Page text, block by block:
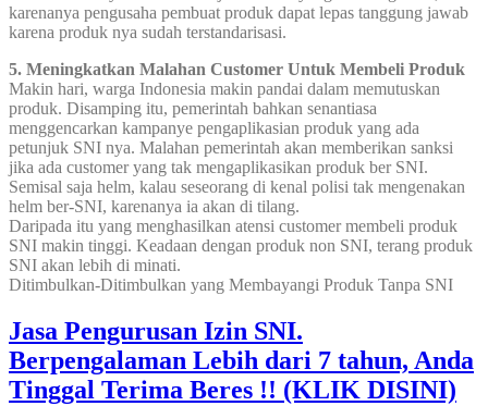
karenanya pengusaha pembuat produk dapat lepas tanggung jawab
karena produk nya sudah terstandarisasi.
5. Meningkatkan Malahan Customer Untuk Membeli Produk
Makin hari, warga Indonesia makin pandai dalam memutuskan
produk. Disamping itu, pemerintah bahkan senantiasa
menggencarkan kampanye pengaplikasian produk yang ada
petunjuk SNI nya. Malahan pemerintah akan memberikan sanksi
jika ada customer yang tak mengaplikasikan produk ber SNI.
Semisal saja helm, kalau seseorang di kenal polisi tak mengenakan
helm ber-SNI, karenanya ia akan di tilang.
Daripada itu yang menghasilkan atensi customer membeli produk
SNI makin tinggi. Keadaan dengan produk non SNI, terang produk
SNI akan lebih di minati.
Ditimbulkan-Ditimbulkan yang Membayangi Produk Tanpa SNI
Jasa Pengurusan Izin SNI.
Berpengalaman Lebih dari 7 tahun, Anda
Tinggal Terima Beres !! (KLIK DISINI)